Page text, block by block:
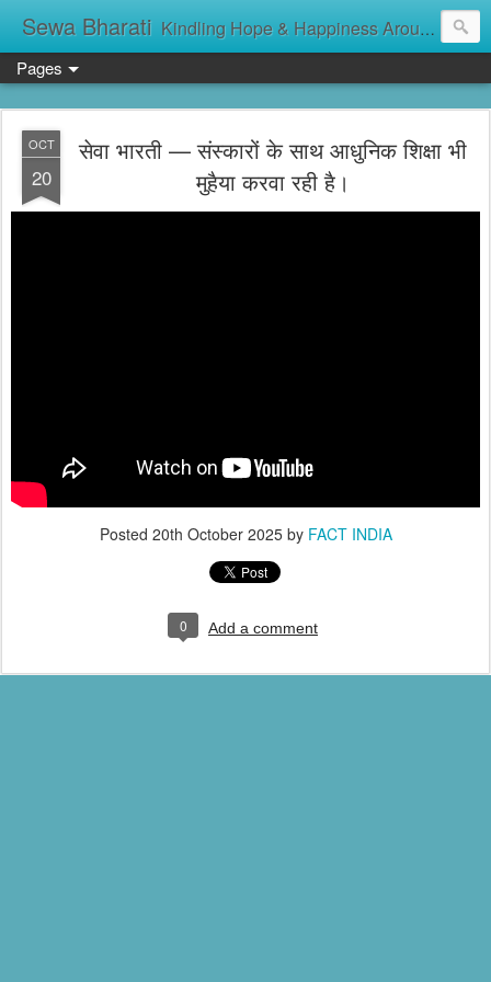
Sewa Bharati Kindling Hope & Happiness Around सेवा भारती சேவாபாரதி సేవా భారతి സേവാഭാരതി સેવા ભારતી সেবা ভাঁরাটি
Pages
OCT
20
सेवा भारती — संस्कारों के साथ आधुनिक शिक्षा भी
मुहैया करवा रही है।
Posted 20th October 2025by FACT INDIA
0 Add a comment